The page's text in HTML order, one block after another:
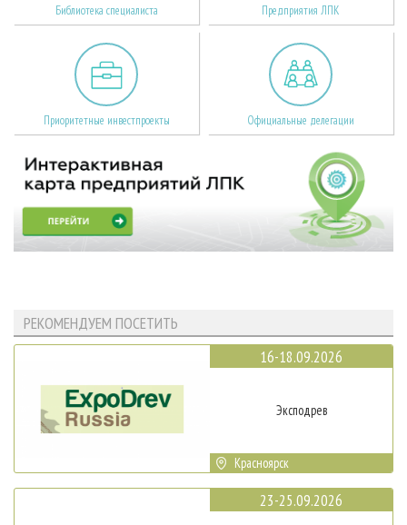
Библиотека специалиста Предприятия ЛПК
Приоритетные инвестпроекты Официальные делегации
РЕКОМЕНДУЕМ ПОСЕТИТЬ
16-18.09.2026
Эксподрев
Красноярск
23-25.09.2026